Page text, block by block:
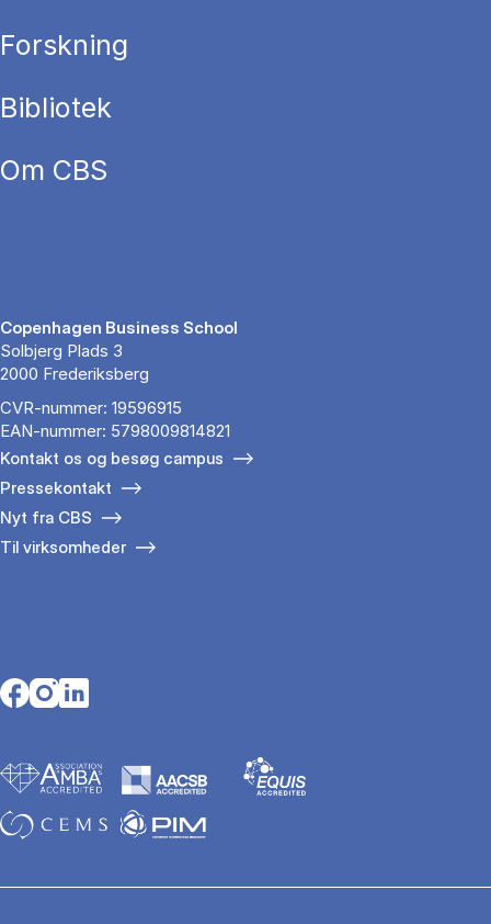
Forskning
Bibliotek
Om CBS
Copenhagen Business School
Solbjerg Plads 3
2000 Frederiksberg
CVR-nummer: 19596915
EAN-nummer: 5798009814821
Kontakt os og besøg campus
Pressekontakt
Nyt fra CBS
Til virksomheder
Opens in a new tab
Opens in a new tab
Opens in a new tab